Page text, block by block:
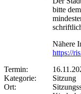
bitte
Nähere
https://
Termin:
Kategorie:
Sitzung
Ort: